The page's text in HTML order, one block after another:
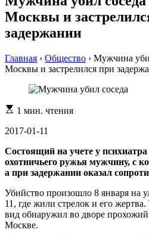
Москвы и
задержании
Главная › Общество › Мужчина
Москвы и застрелился при
Расчетное
чтения
1 мин. чтения
2017-01-11
Состоящий на учете у
охотничьего ружья мужчину, с
а при задержании оказал
Убийство произошло 8 января на
11, где жили стрелок и его
вид обнаружил во дворе
Москве.